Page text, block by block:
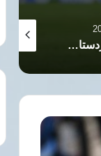
وان شمال كردستان: إحياء الذكرى الثانية عشرة لاستشهاد الصحفية دنيز فرات بمشاركة صحفية ومدنية